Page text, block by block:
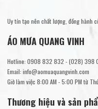
Uy tín tạo nên chất lượng, đồng hành
ÁO MƯA QUANG VINH
Hotline: 0908 832 832 -(028) 398
Email: info@aomuaquangvinh.com
Giờ làm việc 8:00 AM - 5:00 PM từ
Thương hiệu và sản